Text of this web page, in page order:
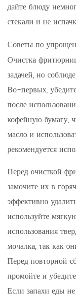
дайте блюду
стекали и не
Советы по
Очистка
задачей, но
Во-первых,
после
кофейную бумагу,
масло и
рекомендуется
Перед очисткой
замочите их в
эффективно
используйте
использования
мочалка, так как
Перед повторной
промойте и
Если запахи еды